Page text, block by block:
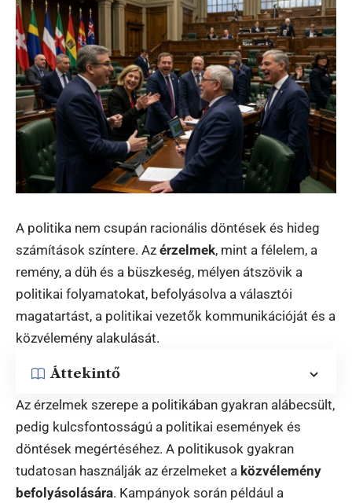
A politika nem csupán racionális döntések és hideg
számítások színtere. Az érzelmek, mint a félelem, a
remény, a düh és a büszkeség, mélyen átszövik a
politikai folyamatokat, befolyásolva a választói
magatartást, a politikai vezetők kommunikációját és a
közvélemény alakulását.
Áttekintő
Az érzelmek szerepe a politikában gyakran alábecsült,
pedig kulcsfontosságú a politikai események és
döntések megértéséhez. A politikusok gyakran
tudatosan használják az érzelmeket a közvélemény
befolyásolására. Kampányok során például a